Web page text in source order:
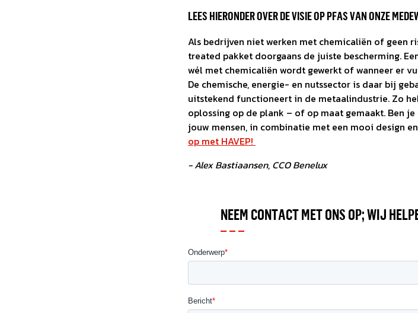
LEES HIERONDER OVER DE VISIE OP PFAS VAN ONZE
Als bedrijven niet werken met chemicaliën of geen
treated pakket doorgaans de juiste bescherming.
wél met chemicaliën wordt gewerkt of wanneer er
De chemische, energie- en nutssector is daar bij
uitstekend functioneert in de metaalindustrie. Zo
oplossing op de plank – of op maat gemaakt. Ben
jouw mensen, in combinatie met een mooi design
op met HAVEP!
- Alex Bastiaansen, CCO Benelux
NEEM CONTACT MET ONS OP; WIJ